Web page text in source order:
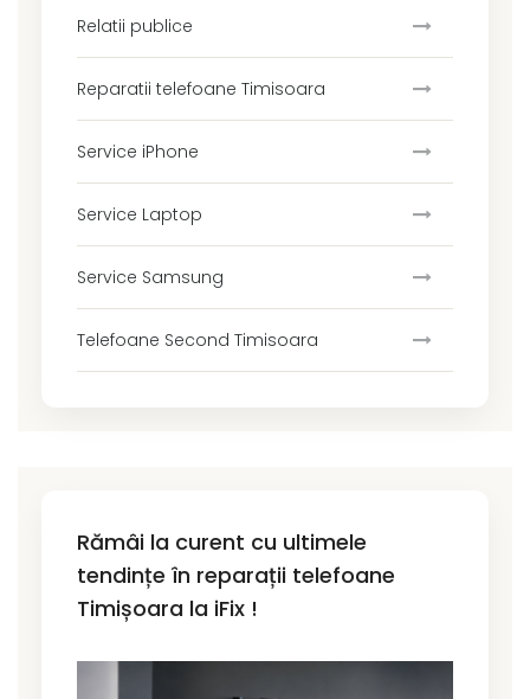
Relatii publice
Reparatii telefoane Timisoara
Service iPhone
Service Laptop
Service Samsung
Telefoane Second Timisoara
Rămâi la curent cu ultimele
tendințe în reparații telefoane
Timișoara la iFix !